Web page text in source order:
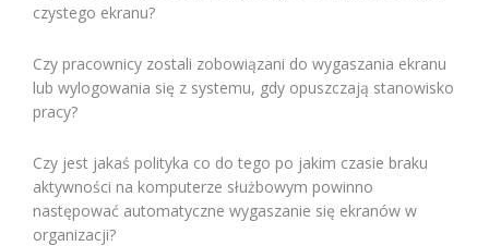
czystego ekranu?
Czy pracownicy zostali zobowiązani do wygaszania ekranu
lub wylogowania się z systemu, gdy opuszczają stanowisko
pracy?
Czy jest jakaś polityka co do tego po jakim czasie braku
aktywności na komputerze służbowym powinno
następować automatyczne wygaszanie się ekranów w
organizacji?